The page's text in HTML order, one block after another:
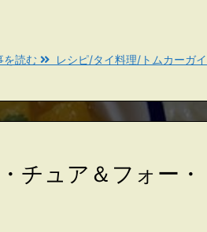
を読む レシピ/タイ料理/トムカーガイ
チュア＆フォー・